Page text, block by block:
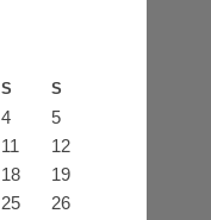
S S
4
5
11
12
18
19
25
26